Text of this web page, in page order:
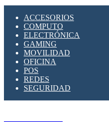
SUPRESOR DE
APLICACIONES
ACCESORIOS
COMPUTO
ELECTRÓNICA
GAMING
MOVILIDAD
OFICINA
POS
REDES
SEGURIDAD